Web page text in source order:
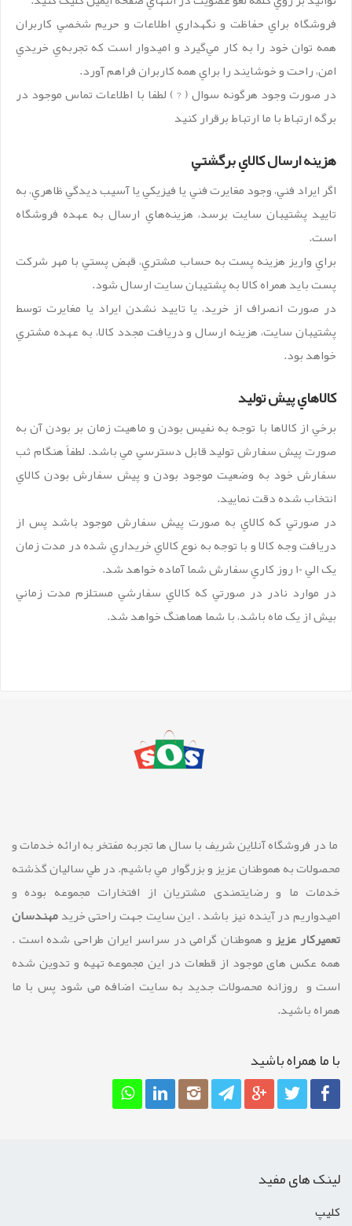
فروشگاه براي حفاظت و نگهداري اطلاعات و حريم شخصي کاربران
همه توان خود را به کار مي‌گيرد و اميدوار است که تجربه‌ي خريدي
امن، راحت و خوشايند را براي همه کاربران فراهم آورد.
در صورت وجود هرگونه سوال ( ? ) لطفا با اطلاعات تماس موجود در
برگه ارتباط با ما ارتباط برقرار کنيد
هزينه ارسال کالاي برگشتي
اگر ايراد فني، وجود مغايرت فني يا فيزيکي يا آسيب ديدگي ظاهري، به
تاييد پشتيبان سايت برسد، هزينه‌هاي ارسال به عهده فروشگاه
است.
براي واريز هزينه پست به حساب مشتري، قبض پستي با مهر شرکت
پست بايد همراه کالا به پشتیبان سایت ارسال شود.
در صورت انصراف از خريد، يا تاييد نشدن ايراد يا مغايرت توسط
پشتيبان سايت، هزينه ارسال و دريافت مجدد کالا، به عهده مشتري
خواهد بود.
کالاهاي پيش توليد
برخي از کالاها با توجه به نفيس بودن و ماهيت زمان بر بودن آن به
صورت پيش سفارش توليد قابل دسترسي مي باشد. لطفاً هنگام ثب
سفارش خود به وضعيت موجود بودن و پيش سفارش بودن کالاي
انتخاب شده دقت نماييد.
در صورتي که کالاي به صورت پيش سفارش موجود باشد پس از
دريافت وجه کالا و با توجه به نوع کالاي خريداري شده در مدت زمان
یک الي 10 روز کاري سفارش شما آماده خواهد شد.
در موارد نادر در صورتي که کالاي سفارشي مستلزم مدت زماني
بيش از يک ماه باشد، با شما هماهنگ خواهد شد.
ما در فروشگاه آنلاین شريف با سال ها تجربه مفتخر به ارائه خدمات و
محصولات به هموطنان عزیز و بزرگوار مي باشيم. در طي ساليان گذشته
خدمات ما و رضايتمندی مشتريان از افتخارات مجموعه بوده و
امیدواریم در آینده نیز باشد . این سایت جهت راحتی خریدمهندسان
تعمیرکار عزیزو هموطنان گرامی در سراسر ایران طراحی شده است .
همه عکس های موجود از قطعات در این مجموعه تهیه و تدوین شده
است و روزانه محصولات جدید به سایت اضافه می شود پس با ما
همراه باشید.
با ما همراه باشيد
لینک های مفید
کليپ